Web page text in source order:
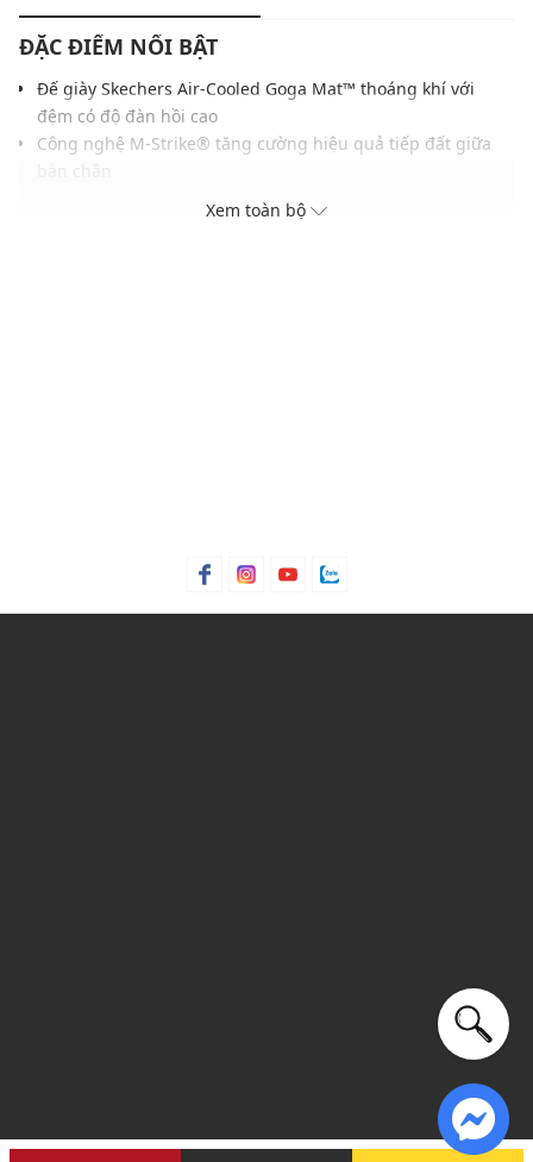
ĐẶC ĐIỂM NỔI BẬT
Đế giày Skechers Air-Cooled Goga Mat™ thoáng khí với
đệm có độ đàn hồi cao
Công nghệ M-Strike® tăng cường hiệu quả tiếp đất giữa
Đệm mút Skechers Soft Stride™ siêu nhẹ giúp tăng thêm
Thích hợp dùng trong các dịp: Đi học, đi chơi, đi làm, thể
Xem toàn bộ